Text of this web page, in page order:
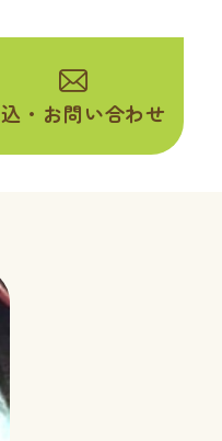
・ お問い合わせ